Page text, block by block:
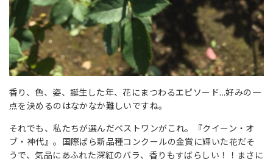
香り、色、姿、誕生した年、花にまつわるエピソード...好みの一
点を決めるのはなかなか難しいですね。
それでも、私たちが選んだベストワンがこれ。『クイーン・オ
ブ・神代』。国際ばら新品種コンクールの金賞に輝いた花だそ
うで、気品にあふれた深紅のバラ、香りもすばらしい！！まさに